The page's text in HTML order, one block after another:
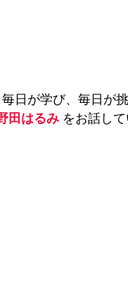
日が学び、毎日が
田はるみ をお話して